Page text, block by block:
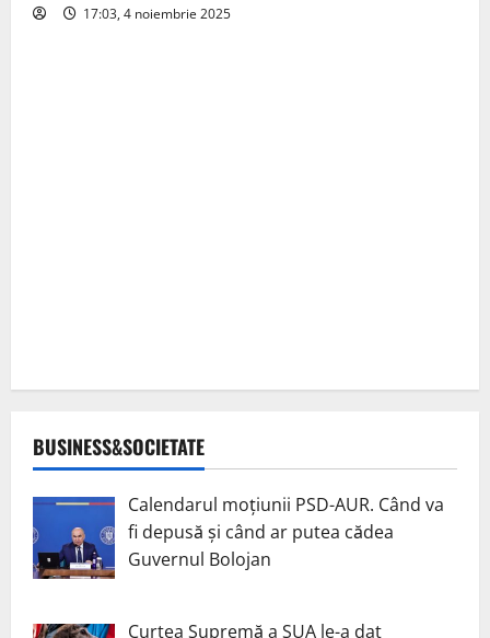
17:03, 4 noiembrie 2025
BUSINESS&SOCIETATE
Calendarul moțiunii PSD-AUR. Când va
fi depusă și când ar putea cădea
Guvernul Bolojan
Curtea Supremă a SUA le-a dat